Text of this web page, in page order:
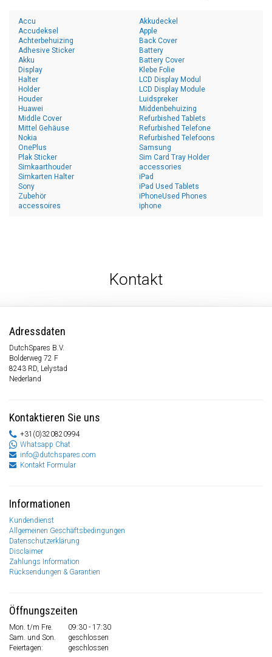
Accu
Accudeksel
Achterbehuizing
Adhesive Sticker
Akku
Akkudeckel
Apple
Back Cover
Battery
Battery Cover
Display
Halter
Holder
Houder
Huawei
Klebe Folie
LCD Display Modul
LCD Display Module
Luidspreker
Middenbehuizing
Middle Cover
Mittel Gehäuse
Nokia
OnePlus
Plak Sticker
Refurbished Tablets
Refurbished Telefone
Refurbished Telefoons
Samsung
Sim Card Tray Holder
Simkaarthouder
Simkarten Halter
Sony
Zubehör
accessoires
accessories
iPad
iPad Used Tablets
iPhoneUsed Phones
iphone
Kontakt
Adressdaten
DutchSpares B.V.
Bolderweg 72 F
8243 RD, Lelystad
Nederland
Kontaktieren Sie uns
+31(0)320820994
Whatsapp Chat
info@dutchspares.com
Kontakt Formular
Informationen
Kundendienst
Allgemeinen Geschäftsbedingungen
Datenschutzerklärung
Disclaimer
Zahlungs Information
Rücksendungen & Garantien
Öffnungszeiten
Mon. t/m Fre.
09:30 - 17:30
Sam. und Son.
geschlossen
Feiertagen:
geschlossen